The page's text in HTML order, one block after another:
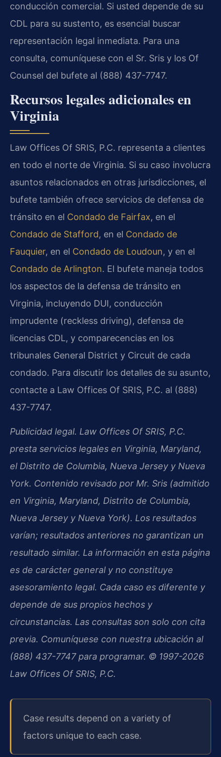
conducción comercial. Si usted depende de su
CDL para su sustento, es esencial buscar
representación legal inmediata. Para una
consulta, comuníquese con el Sr. Sris y los Of
Counsel del bufete al (888) 437-7747.
Recursos legales adicionales en
Virginia
Law Offices Of SRIS, P.C. representa a clientes
en todo el norte de Virginia. Si su caso involucra
asuntos relacionados en otras jurisdicciones, el
bufete también ofrece servicios de defensa de
tránsito en el Condado de Fairfax, en el
Condado de Stafford, en el Condado de
Fauquier, en el Condado de Loudoun, y en el
Condado de Arlington. El bufete maneja todos
los aspectos de la defensa de tránsito en
Virginia, incluyendo DUI, conducción
imprudente (reckless driving), defensa de
licencias CDL, y comparecencias en los
tribunales General District y Circuit de cada
condado. Para discutir los detalles de su asunto,
contacte a Law Offices Of SRIS, P.C. al (888)
437-7747.
Publicidad legal. Law Offices Of SRIS, P.C.
presta servicios legales en Virginia, Maryland,
el Distrito de Columbia, Nueva Jersey y Nueva
York. Contenido revisado por Mr. Sris (admitido
en Virginia, Maryland, Distrito de Columbia,
Nueva Jersey y Nueva York). Los resultados
varían; resultados anteriores no garantizan un
resultado similar. La información en esta página
es de carácter general y no constituye
asesoramiento legal. Cada caso es diferente y
depende de sus propios hechos y
circunstancias. Las consultas son solo con cita
previa. Comuníquese con nuestra ubicación al
(888) 437-7747 para programar. © 1997-2026
Law Offices Of SRIS, P.C.
Case results depend on a variety of
factors unique to each case.